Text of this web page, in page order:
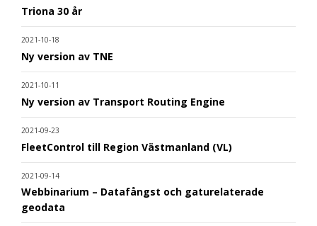
Triona 30 år
2021-10-18
Ny version av TNE
2021-10-11
Ny version av Transport Routing Engine
2021-09-23
FleetControl till Region Västmanland (VL)
2021-09-14
Webbinarium – Datafångst och gaturelaterade
geodata